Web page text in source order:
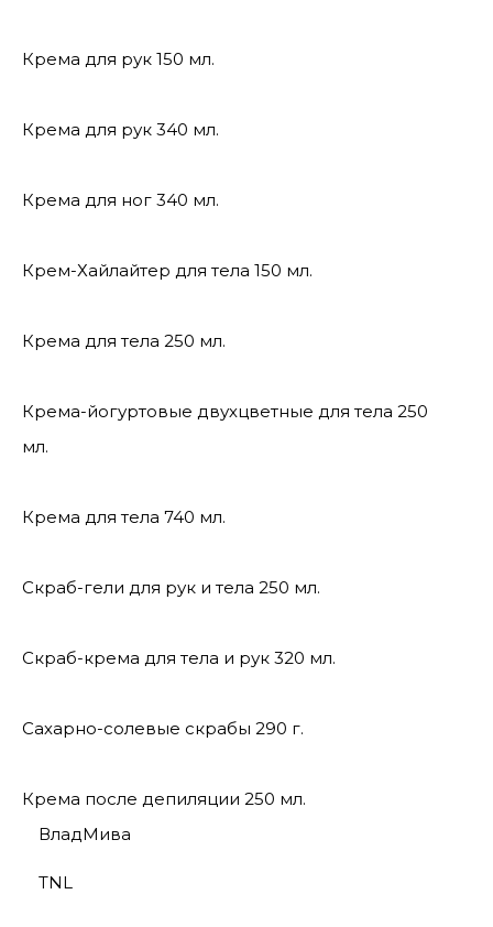
Крема для рук 150 мл.
Крема для рук 340 мл.
Крема для ног 340 мл.
Крем-Хайлайтер для тела 150 мл.
Крема для тела 250 мл.
Крема-йогуртовые двухцветные для тела 250
мл.
Крема для тела 740 мл.
Скраб-гели для рук и тела 250 мл.
Скраб-крема для тела и рук 320 мл.
Сахарно-солевые скрабы 290 г.
Крема после депиляции 250 мл.
ВладМива
TNL